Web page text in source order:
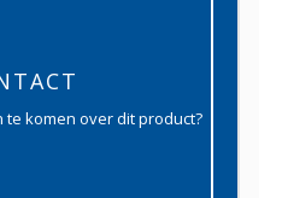
te komen over dit product?